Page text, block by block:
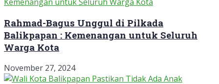
Rahmad-Bagus Unggul di Pilkada
Balikpapan : Kemenangan untuk Seluruh
Warga Kota
November 27, 2024